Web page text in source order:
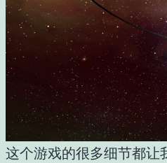
这个游戏的很多细节都让